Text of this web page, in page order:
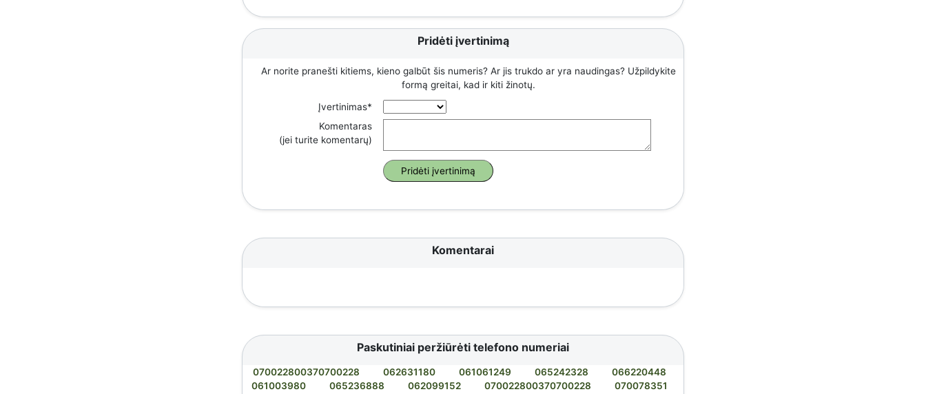
Pridėti įvertinimą
Ar norite pranešti kitiems, kieno galbūt šis numeris? Ar jis trukdo ar yra naudingas? Užpildykite
formą greitai, kad ir kiti žinotų.
Įvertinimas*
Komentaras
(jei turite komentarų)
Komentarai
Paskutiniai peržiūrėti telefono numeriai
070022800370700228 062631180 061061249 065242328
066220448
061003980
065236888 062099152 070022800370700228 070078351